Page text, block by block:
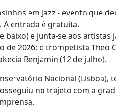
em Jazz - evento que
A entrada é gratuita.
baixo) e junta-se aos
2026: o trompetista Theo
Benjamin (12 de julho).
Nacional (Lisboa),
no trajeto com a